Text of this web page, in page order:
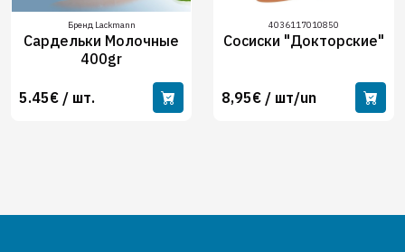
Бренд Lackmann
Сардельки Молочные
400gr
5.45€ / шт.
4036117010850
Сосиски "Докторские"
8,95€ / шт/un